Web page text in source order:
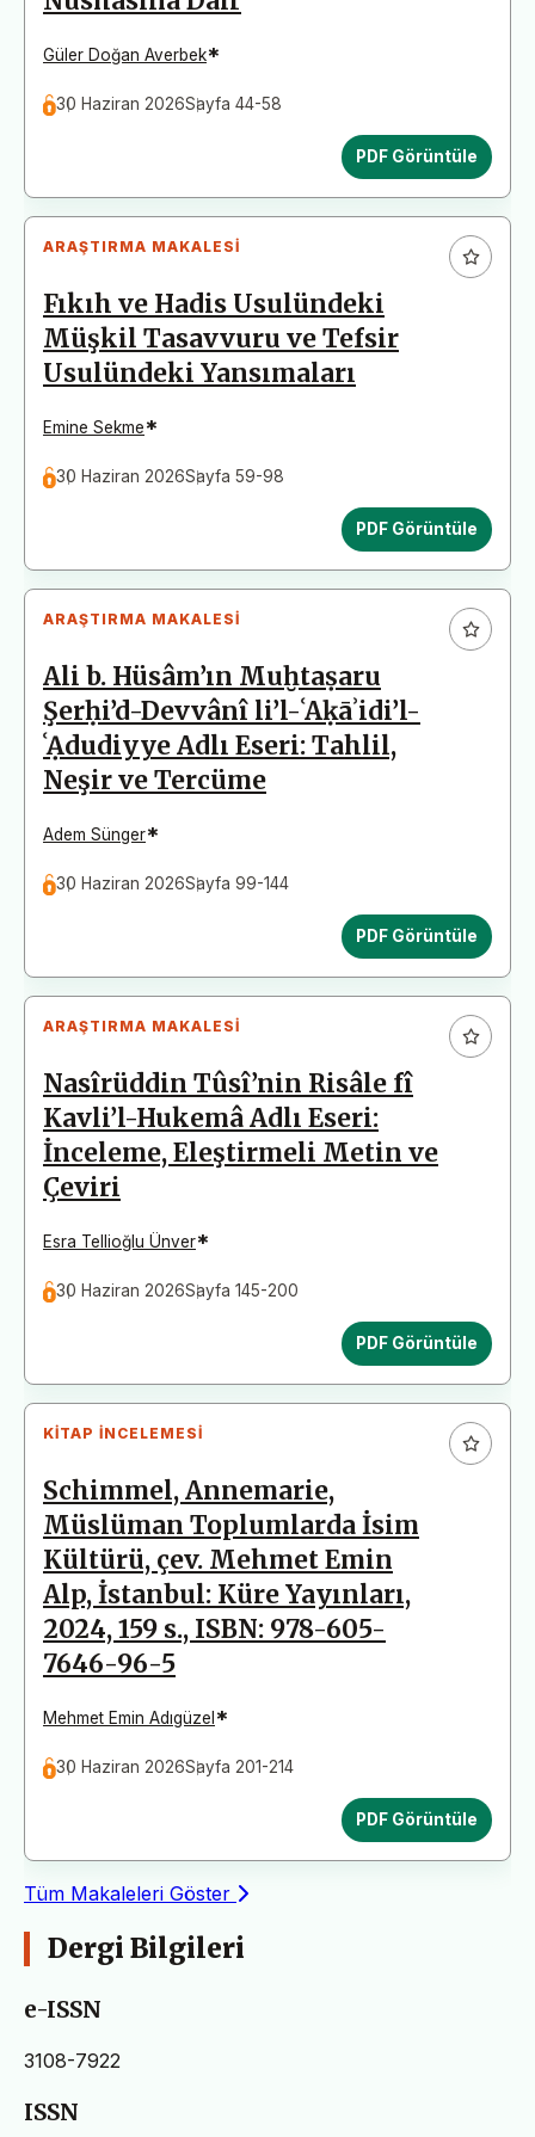
Güler Doğan Averbek*
30 Haziran 2026Sayfa 44-58
PDF Görüntüle
ARAŞTIRMA MAKALESI
Fıkıh ve Hadis Usulündeki
Müşkil Tasavvuru ve Tefsir
Usulündeki Yansımaları
Emine Sekme*
30 Haziran 2026Sayfa 59-98
PDF Görüntüle
ARAŞTIRMA MAKALESI
Ali b. Hüsâm’ın Muḫtaṣaru
Şerḥi’d-Devvânî li’l-ʿAḳāʾidi’l-
ʿẠdudiyye Adlı Eseri: Tahlil,
Neşir ve Tercüme
Adem Sünger*
30 Haziran 2026Sayfa 99-144
PDF Görüntüle
ARAŞTIRMA MAKALESI
Nasîrüddin Tûsî’nin Risâle fî
Kavli’l-Hukemâ Adlı Eseri:
İnceleme, Eleştirmeli Metin ve
Çeviri
Esra Tellioğlu Ünver*
30 Haziran 2026Sayfa 145-200
PDF Görüntüle
KITAP İNCELEMESI
Schimmel, Annemarie,
Müslüman Toplumlarda İsim
Kültürü, çev. Mehmet Emin
Alp, İstanbul: Küre Yayınları,
2024, 159 s., ISBN: 978-605-
7646-96-5
Mehmet Emin Adıgüzel *
30 Haziran 2026Sayfa 201-214
PDF Görüntüle
Tüm Makaleleri Göster
Dergi Bilgileri
e-ISSN
3108-7922
ISSN